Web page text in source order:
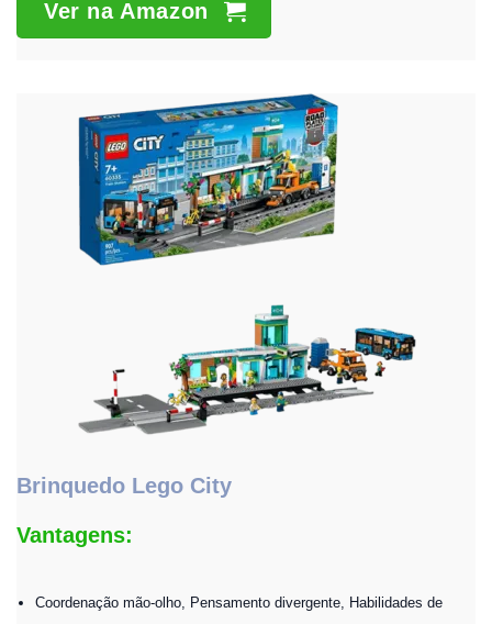
Ver na Amazon
Brinquedo Lego City
Vantagens:
Coordenação mão-olho, Pensamento divergente, Habilidades de